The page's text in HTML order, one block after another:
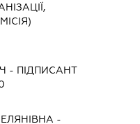
- ПІДПИСАНТ
-